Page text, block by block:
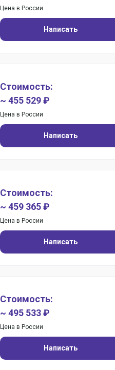
Цена в России
Написать
Стоимость:
~ 455 529 ₽
Цена в России
Написать
Стоимость:
~ 459 365 ₽
Цена в России
Написать
Стоимость:
~ 495 533 ₽
Цена в России
Написать